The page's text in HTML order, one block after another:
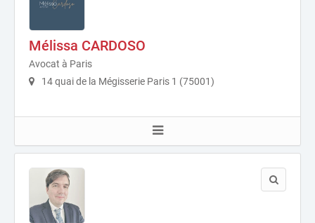
Mélissa CARDOSO
Avocat à Paris
14 quai de la Mégisserie Paris 1 (75001)